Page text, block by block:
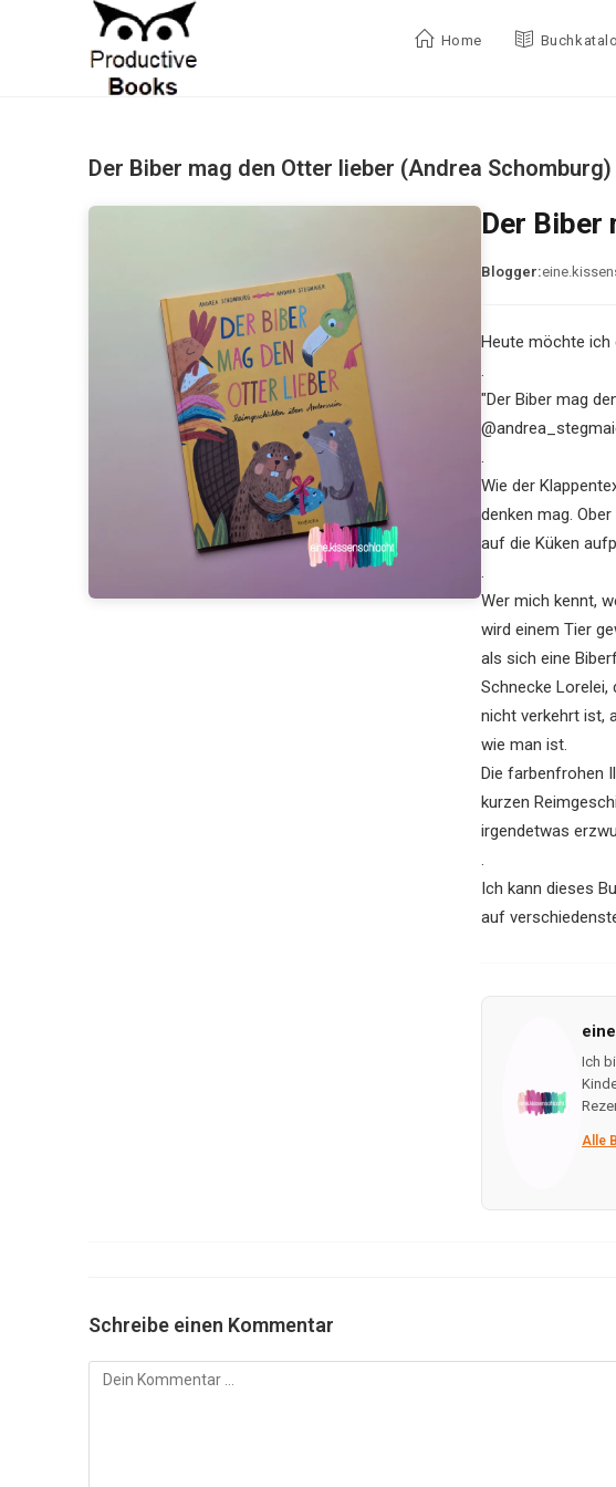
Home
Der Biber mag den Otter lieber (Andrea Schomburg)
Der Biber
Blogger:
Heute möchte ich
.
"Der Biber mag
.
Wie der
denken mag.
auf die Küken
.
Wer mich kennt,
wird einem Tier
als sich eine
Schnecke Lorelei,
nicht verkehrt ist,
wie man ist.
Die farbenfrohen
kurzen
irgendetwas
.
Ich kann dieses
auf
Ich
Alle
Schreibe einen Kommentar
Kommentar